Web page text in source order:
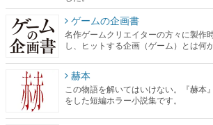
赫本
この物語を解いてはいけない。『赫本
をした短編ホラー小説集です。
新世代に訊く
これからのデジタルゲーム市場を担う
を追い、彼らのルーツと情熱を探ってい